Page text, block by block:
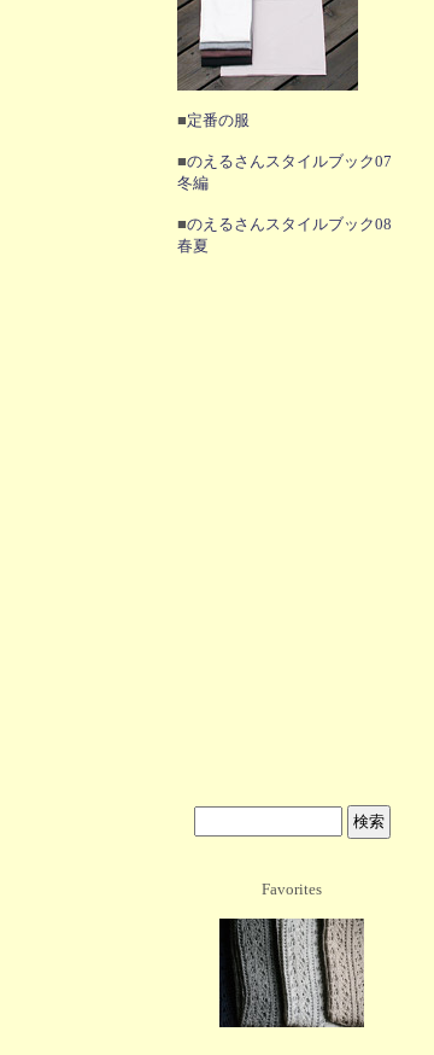
■定番の服
■のえるさんスタイルブック07
冬編
■のえるさんスタイルブック08
春夏
Favorites